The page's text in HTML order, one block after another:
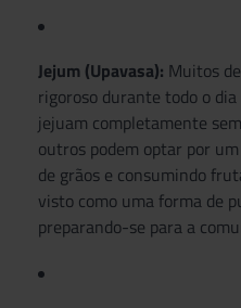
Jejum (Upavasa): Muitos
rigoroso durante todo o
jejuam completamente
outros podem optar por
de grãos e consumindo
visto como uma forma de
preparando-se para a